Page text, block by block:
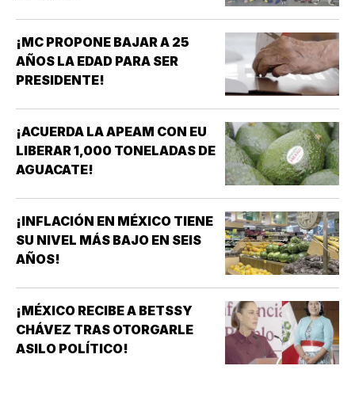
¡MC PROPONE BAJAR A 25
AÑOS LA EDAD PARA SER
PRESIDENTE!
¡ACUERDA LA APEAM CON EU
LIBERAR 1,000 TONELADAS DE
AGUACATE!
¡INFLACIÓN EN MÉXICO TIENE
SU NIVEL MÁS BAJO EN SEIS
AÑOS!
¡MÉXICO RECIBE A BETSSY
CHÁVEZ TRAS OTORGARLE
ASILO POLÍTICO!